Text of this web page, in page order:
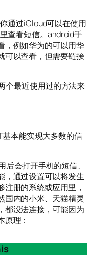
通过iCloud可以在使用
查看短信。android手
，例如华为的可以用华
可以查看，但需要链接
个最近使用过的方法来
本能实现大多数的信
会打开手机的短信、
，通过设置可以将发生
注册的系统或应用里，
国内的小米、天猫精灵
都没法连接，可能因为
原理：